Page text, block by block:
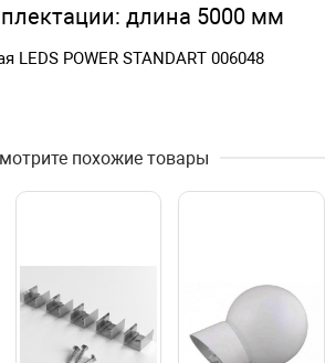
длина 5000 мм
LEDS POWER STANDART 006048
похожие товары